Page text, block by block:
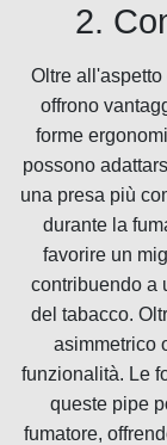
2.
Oltre
offrono
forme
possono
una presa più
durante la
favorire un
contribuendo a
del tabacco.
asimmetrico
funzionalità. Le
queste pipe
fumatore,